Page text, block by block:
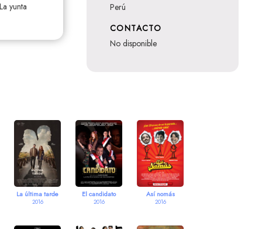
yunta
Perú
CONTACTO
no disponible
La última tarde
2016
El candidato
2016
Así nomás
2016